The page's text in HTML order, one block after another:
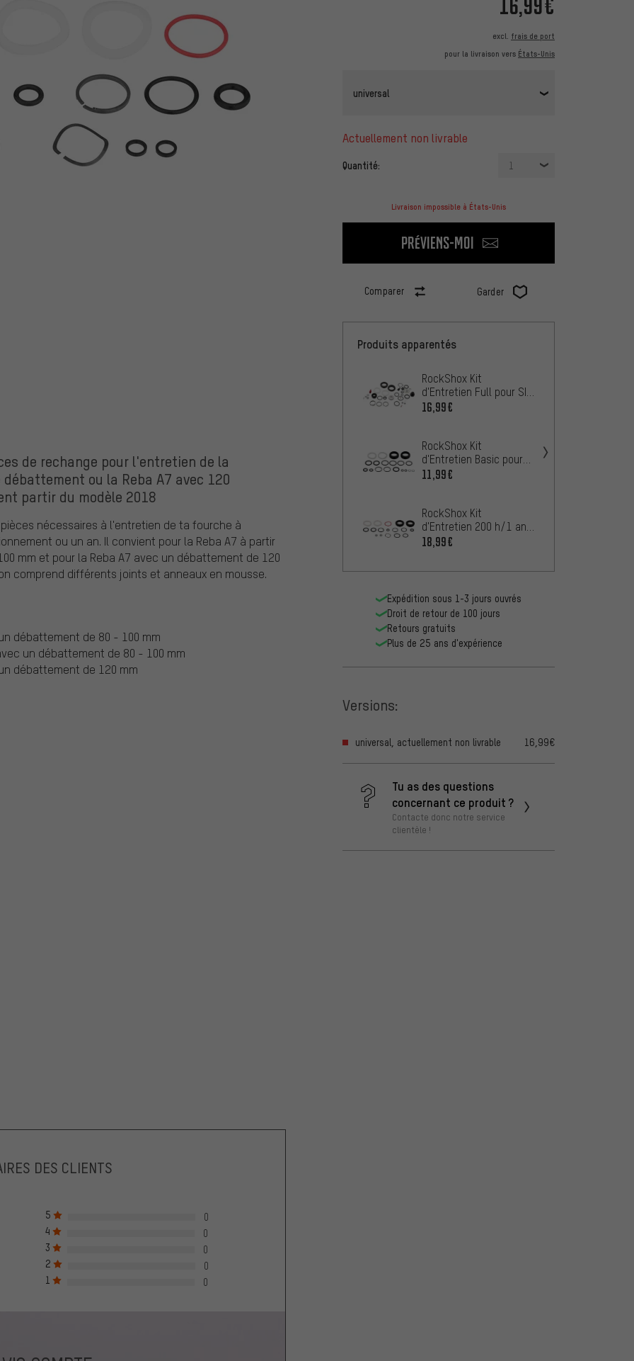
excl. frais de port
pour la livraison vers États-Unis
universal
actuellement non livrable
Quantité: 1
Livraison impossible à États-Unis
Préviens-moi
Comparer Garder
de rechange pour l'entretien de la
débattement ou la Reba A7 avec 120
partir du modèle 2018
nécessaires à l'entretien de ta fourche à
ou un an. Il convient pour la Reba A7 à partir
mm et pour la Reba A7 avec un débattement de 120
comprend différents joints et anneaux en mousse.
débattement de 80 - 100 mm
un débattement de 80 - 100 mm
débattement de 120 mm
Produits apparentés
RockShox Kit
d'Entretien Full pour SID
/ Reba Solo Air Modèles
16,99€
RockShox Kit
d'Entretien Basic pour
Reba Solo Air 27,5+ /
11,99€
RockShox Kit
d'Entretien 200 h/1 an
pour Reba A7 120 mm
18,99€
Expédition sous 1-3 jours ouvrés
Droit de retour de 100 jours
Retours gratuits
Plus de 25 ans d'expérience
Versions:
universal, actuellement non livrable 16,99€
Tu as des questions
concernant ce produit ?
Contacte donc notre service
clientèle !
DES CLIENTS
5
0
4
0
3
0
2
0
1
0